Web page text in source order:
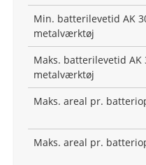
Min. batterilevetid AK
metalværktøj
Maks. batterilevetid AK
metalværktøj
Maks. areal pr.
Maks. areal pr.